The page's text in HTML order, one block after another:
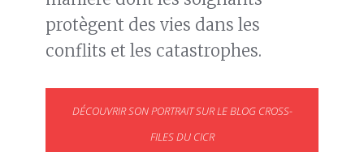
protègent des vies dans les
conflits et les catastrophes.
DÉCOUVRIR SON PORTRAIT SUR LE BLOG CROSS-
FILES DU CICR